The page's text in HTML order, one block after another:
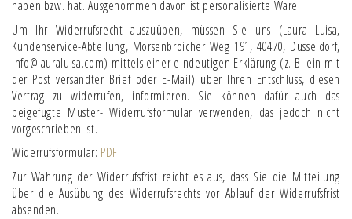
haben bzw. hat. Ausgenommen davon ist personalisierte Ware.
Um Ihr Widerrufsrecht auszuüben, müssen Sie uns (Laura Luisa,
Kundenservice-Abteilung, Mörsenbroicher Weg 191, 40470, Düsseldorf,
info@lauraluisa.com) mittels einer eindeutigen Erklärung (z. B. ein mit
der Post versandter Brief oder E-Mail) über Ihren Entschluss, diesen
Vertrag zu widerrufen, informieren. Sie können dafür auch das
beigefügte Muster- Widerrufsformular verwenden, das jedoch nicht
vorgeschrieben ist.
Widerrufsformular: PDF
Zur Wahrung der Widerrufsfrist reicht es aus, dass Sie die Mitteilung
über die Ausübung des Widerrufsrechts vor Ablauf der Widerrufsfrist
absenden.